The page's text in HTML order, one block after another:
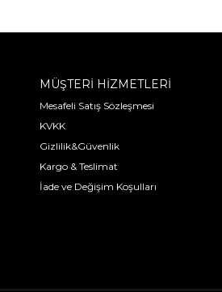
MÜŞTERİ HİZMETLERİ
Mesafeli Satış Sözleşmesi
KVKK
Gizlilik&Güvenlik
Kargo & Teslimat
İade ve Değişim Koşulları